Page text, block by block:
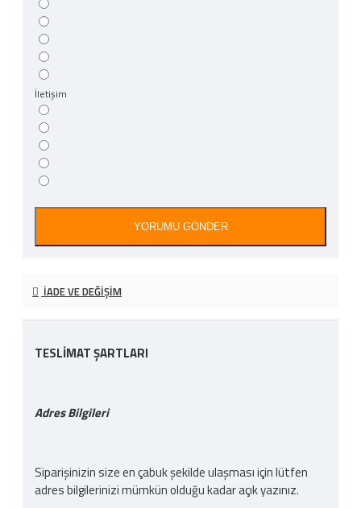
İletişim
YORUMU GÖNDER
İADE VE DEĞIŞIM
TESLİMAT ŞARTLARI
Adres Bilgileri
Siparişinizin size en çabuk şekilde ulaşması için lütfen
adres bilgilerinizi mümkün olduğu kadar açık yazınız.